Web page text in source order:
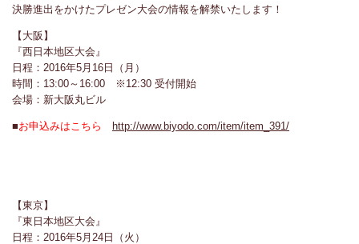
決勝進出をかけたプレゼン大会の情報を解禁いたします！
【大阪】
『西日本地区大会』
日程：2016年5月16日（月）
時間：13:00～16:00 ※12:30 受付開始
会場：新大阪丸ビル
■お申込みはこちら http://www.biyodo.com/item/item_391/
【東京】
『東日本地区大会』
日程：2016年5月24日（火）